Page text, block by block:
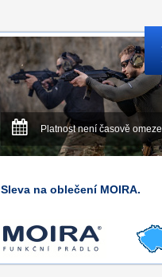
Platnost není časově
Sleva na oblečení MOIRA.